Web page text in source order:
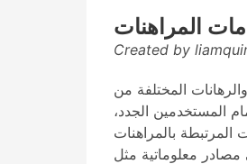
المراهنات
Created by
المختلفة من
المستخدمين الجدد،
بالمراهنات